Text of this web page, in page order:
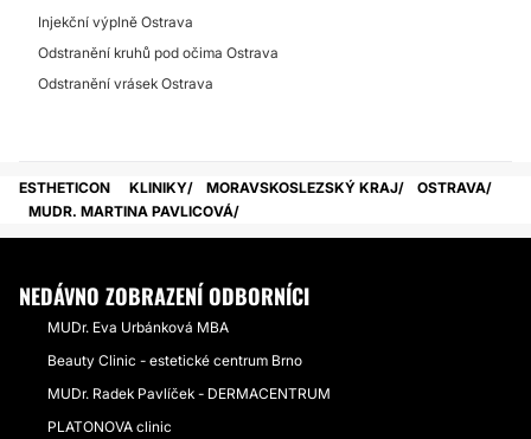
Injekční výplně Ostrava
Odstranění kruhů pod očima Ostrava
Odstranění vrásek Ostrava
ESTHETICON KLINIKY MORAVSKOSLEZSKÝ KRAJ
OSTRAVA
MUDR. MARTINA PAVLICOVÁ
NEDÁVNO ZOBRAZENÍ ODBORNÍCI
MUDr. Eva Urbánková MBA
Beauty Clinic - estetické centrum Brno
MUDr. Radek Pavlíček - DERMACENTRUM
PLATONOVA clinic